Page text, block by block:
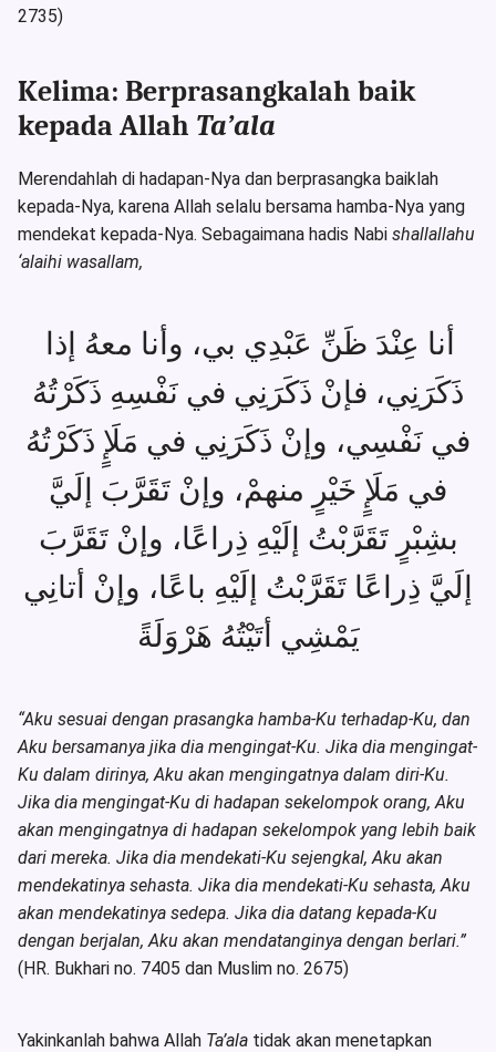
2735)
Kelima: Berprasangkalah baik
kepada Allah Ta’ala
Merendahlah di hadapan-Nya dan berprasangka baiklah
kepada-Nya, karena Allah selalu bersama hamba-Nya yang
mendekat kepada-Nya. Sebagaimana hadis Nabi shallallahu
‘alaihi wasallam,
أنا عِنْدَ ظَنِّ عَبْدِي بي، وأنا معهُ إذا
ذَكَرَنِي، فإنْ ذَكَرَنِي في نَفْسِهِ ذَكَرْتُهُ
في نَفْسِي، وإنْ ذَكَرَنِي في مَلَإٍ ذَكَرْتُهُ
في مَلَإٍ خَيْرٍ منهمْ، وإنْ تَقَرَّبَ إلَيَّ
بشِبْرٍ تَقَرَّبْتُ إلَيْهِ ذِراعًا، وإنْ تَقَرَّبَ
إلَيَّ ذِراعًا تَقَرَّبْتُ إلَيْهِ باعًا، وإنْ أتانِي
يَمْشِي أتَيْتُهُ هَرْوَلَةً
“Aku sesuai dengan prasangka hamba-Ku terhadap-Ku, dan
Aku bersamanya jika dia mengingat-Ku. Jika dia mengingat-
Ku dalam dirinya, Aku akan mengingatnya dalam diri-Ku.
Jika dia mengingat-Ku di hadapan sekelompok orang, Aku
akan mengingatnya di hadapan sekelompok yang lebih baik
dari mereka. Jika dia mendekati-Ku sejengkal, Aku akan
mendekatinya sehasta. Jika dia mendekati-Ku sehasta, Aku
akan mendekatinya sedepa. Jika dia datang kepada-Ku
dengan berjalan, Aku akan mendatanginya dengan berlari.”
(HR. Bukhari no. 7405 dan Muslim no. 2675)
Yakinkanlah bahwa Allah Ta’ala tidak akan menetapkan